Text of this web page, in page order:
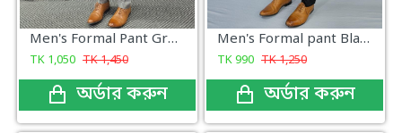
Men's Formal Pant Grey Check
TK 1,050 TK1,450
অর্ডার করুন
Men's Formal pant Black
TK990 TK1,250
অর্ডার করুন